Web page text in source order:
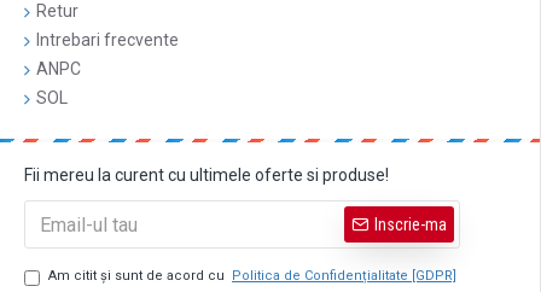
Retur
Intrebari frecvente
ANPC
SOL
Fii mereu la curent cu ultimele oferte si produse!
Inscrie-ma
Am citit şi sunt de acord cu Politica de Confidențialitate [GDPR]